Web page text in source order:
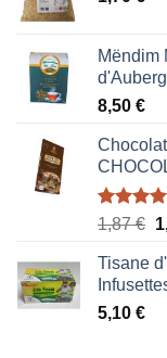
Mëndim
8,50 €
Note
sur 5
1,87€
Tisane
5,10 €